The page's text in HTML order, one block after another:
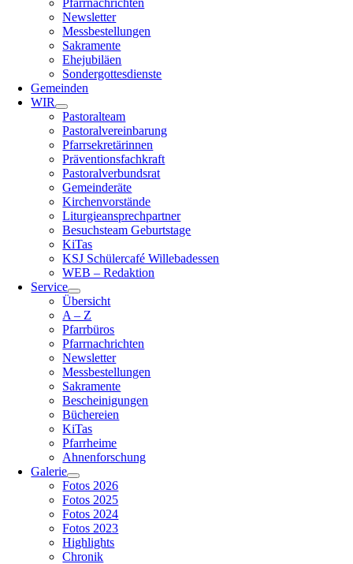
Pfarrnachrichten
Newsletter
Messbestellungen
Sakramente
Ehejubiläen
Sondergottesdienste
Gemeinden
WIR
Pastoralteam
Pastoralvereinbarung
Pfarrsekretärinnen
Präventionsfachkraft
Pastoralverbundsrat
Gemeinderäte
Kirchenvorstände
Liturgieansprechpartner
Besuchsteam Geburtstage
KiTas
KSJ Schülercafé Willebadessen
WEB – Redaktion
Service
Übersicht
A – Z
Pfarrbüros
Pfarrnachrichten
Newsletter
Messbestellungen
Sakramente
Bescheinigungen
Büchereien
KiTas
Pfarrheime
Ahnenforschung
Galerie
Fotos 2026
Fotos 2025
Fotos 2024
Fotos 2023
Highlights
Chronik